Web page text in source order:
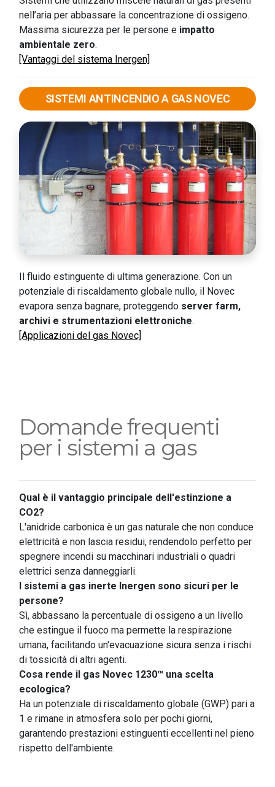
nell’aria per abbassare la concentrazione di ossigeno.
Massima sicurezza per le persone e impatto
ambientale zero.
[Vantaggi del sistema Inergen]
SISTEMI ANTINCENDIO A GAS NOVEC
Il fluido estinguente di ultima generazione. Con un
potenziale di riscaldamento globale nullo, il Novec
evapora senza bagnare, proteggendo server farm,
archivi e strumentazioni elettroniche.
[Applicazioni del gas Novec]
Domande frequenti
per i sistemi a gas
Qual è il vantaggio principale dell'estinzione a
CO2?
L'anidride carbonica è un gas naturale che non conduce
elettricità e non lascia residui, rendendolo perfetto per
spegnere incendi su macchinari industriali o quadri
elettrici senza danneggiarli.
I sistemi a gas inerte Inergen sono sicuri per le
persone?
Sì, abbassano la percentuale di ossigeno a un livello
che estingue il fuoco ma permette la respirazione
umana, facilitando un'evacuazione sicura senza i rischi
di tossicità di altri agenti.
Cosa rende il gas Novec 1230™ una scelta
ecologica?
Ha un potenziale di riscaldamento globale (GWP) pari a
1 e rimane in atmosfera solo per pochi giorni,
garantendo prestazioni estinguenti eccellenti nel pieno
rispetto dell'ambiente.